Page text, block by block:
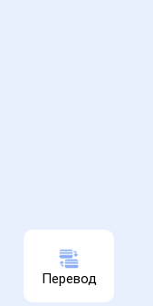
Перевод